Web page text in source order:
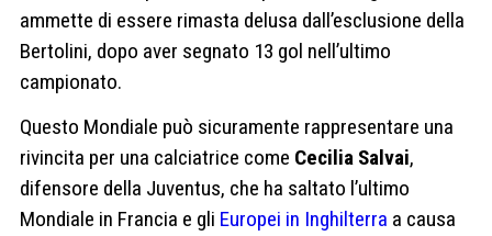
ammette di essere rimasta delusa dall’esclusione della
Bertolini, dopo aver segnato 13 gol nell’ultimo
campionato.
Questo Mondiale può sicuramente rappresentare una
rivincita per una calciatrice come Cecilia Salvai,
difensore della Juventus, che ha saltato l’ultimo
Mondiale in Francia e gli Europei in Inghilterra a causa